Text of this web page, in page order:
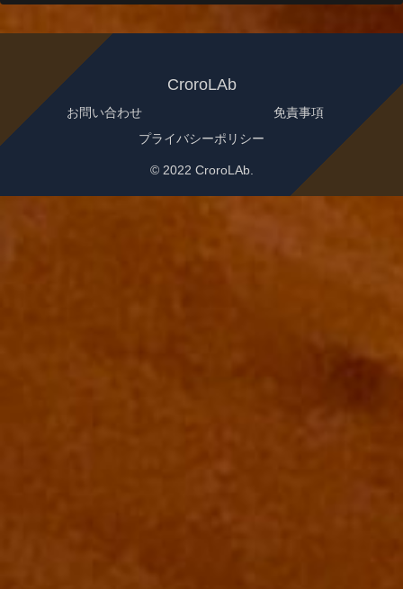
CroroLAb
お問い合わせ
免責事項
プライバシーポリシー
© 2022 CroroLAb.